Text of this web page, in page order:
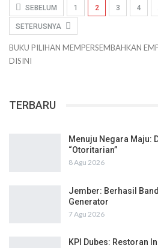
SEBELUM 1 2 3 4
SETERUSNYA
BUKU PILIHAN MEMPERSEMBAHKAN
DISINI
TERBARU
Menuju Negara Maju:
“Otoritarian”
8 Agu 2026
Jember: Berhasil
Generator
7 Agu 2026
KPI Dubes: Restoran